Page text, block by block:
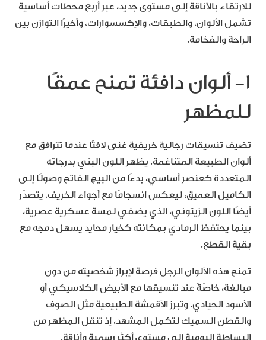
للارتقاء بالأناقة إلى مستوى جديد، عبر أربع محطات أساسية
تشمل الألوان، والطبقات، والإكسسوارات، وأخيرًا التوازن بين
الراحة والفخامة.
١- ألوان دافئة تمنح عمقًا
للمظهر
تضيف تنسيقات رجالية خريفية غنى لافتًا عندما تترافق مع
ألوان الطبيعة المتناغمة. يظهر اللون البني بدرجاته
المتعددة كعنصر أساسي، بدءًا من البيج الفاتح وصولًا إلى
الكاميل العميق، ليعكس انسجامًا مع أجواء الخريف. يتصدّر
أيضًا اللون الزيتوني، الذي يضفي لمسة عسكرية عصرية،
بينما يحتفظ الرمادي بمكانته كخيار محايد يسهل دمجه مع
بقية القطع.
تمنح هذه الألوان الرجل فرصة لإبراز شخصيته من دون
مبالغة، خاصّةً عند تنسيقها مع الأبيض الكلاسيكي أو
الأسود الحيادي. وتبرز الأقمشة الطبيعية مثل الصوف
والقطن السميك لتكمل المشهد، إذ تنقل المظهر من
البساطة اليومية إلى مستوى أكثر رسمية وأناقة.